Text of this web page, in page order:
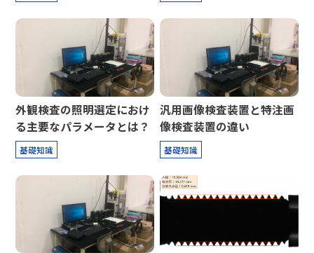
外観検査の照明選定におけ
る主要なパラメータとは？
基礎知識
汎用画像検査装置と特注画
像検査装置の違い
基礎知識